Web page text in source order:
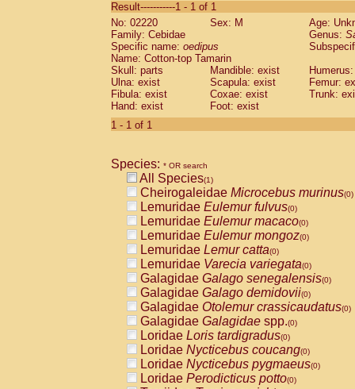
CebidaeSaguinus labiatus(0)
Cebidae Saguinus leucopus (0)
Cebidae
CebidaeSaguinus mystax
Cebidae Saguinus nigricollis (0)
Cebidae Saguinus oedipus
Cebidae Saguinus weddelli
Cebidae Saguinusspp.
Cebidae
CebidaeCebus capucinus
CebidaeCebus nigrivittatus
CebidaeCebus spp.(0)
CebidaeSaimiri boliviensis(0)
CebidaeSaimiri sciureus(0)
AtelidaeAlouatta caraya(0)
AtelidaeAlouatta fusca(0)
AtelidaeAlouatta seniculus(0)
AtelidaeAlouattaspp.(0)
AtelidaeAteles belzebuth(0)
AtelidaeAteles geoffroyi(0)
AtelidaeAteles paniscus(0)
AtelidaeAtelesspp.(0)
AtelidaeLagothrix lagothricha(0)
AtelidaeLagothrix lagothricha cana
PitheciidaeCacajao calvus
Result-----------1 - 1 of 1
No: 02220
Sex: M
Age:
Family: Cebidae
Genus:
Specific name: oedipus
Name: Cotton-top Tamarin
Skull: parts
Mandible: exist
Ulna: exist
Scapula: exist
Femur:
Fibula: exist
Coxae: exist
Trunk:
Hand: exist
Foot: exist
1 - 1 of 1
Species: * OR search
All Species(1)
Cheirogaleidae Microcebus murinus(0)
Lemuridae Eulemur fulvus(0)
Lemuridae Eulemur macaco(0)
Lemuridae Eulemur mongoz(0)
Lemuridae Lemur catta(0)
Lemuridae Varecia variegata(0)
Galagidae Galago senegalensis(0)
Galagidae Galago demidovii(0)
Galagidae Otolemur crassicaudatus(0)
Galagidae Galagidae spp.(0)
Loridae Loris tardigradus(0)
Loridae Nycticebus coucang(0)
Loridae Nycticebus pygmaeus(0)
Loridae Perodicticus potto(0)